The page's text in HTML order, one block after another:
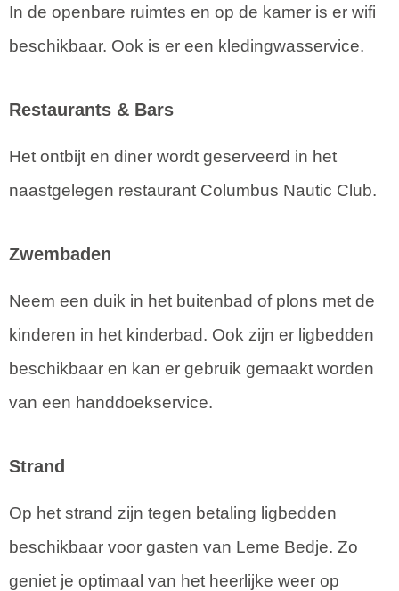
In de openbare ruimtes en op de kamer is er wifi
beschikbaar. Ook is er een kledingwasservice.
Restaurants & Bars
Het ontbijt en diner wordt geserveerd in het
naastgelegen restaurant Columbus Nautic Club.
Zwembaden
Neem een duik in het buitenbad of plons met de
kinderen in het kinderbad. Ook zijn er ligbedden
beschikbaar en kan er gebruik gemaakt worden
van een handdoekservice.
Strand
Op het strand zijn tegen betaling ligbedden
beschikbaar voor gasten van Leme Bedje. Zo
geniet je optimaal van het heerlijke weer op